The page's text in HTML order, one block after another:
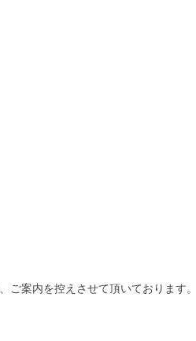
案内を控えさせて頂いております